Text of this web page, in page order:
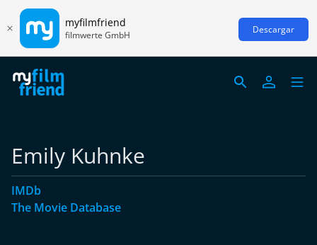
myfilmfriend
filmwerte GmbH Descargar
Emily Kuhnke
IMDb
The Movie Database